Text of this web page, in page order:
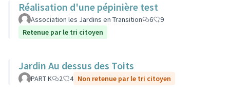
Réalisation d'une pépinière test
Association les Jardins en Transition 6
9
Retenue par le tri citoyen
Jardin Au dessus des Toits
PART K 2 4 Non retenue par le tri citoyen